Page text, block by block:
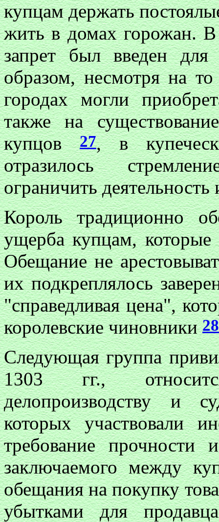
купцам держать
жить в домах горожан.
запрет был введен
образом, несмотря на
городах могли
также на
купцов27, в
отразилось
ограничить деятельность
Король традиционно
ущерба купцам, которые
Обещание не
их подкреплялось
"справедливая цена",
королевские чиновники28
Следующая группа
1303 гг.,
делопроизводству и
которых участвовали
требование прочности
заключаемого между
обещания на покупку
убытками для